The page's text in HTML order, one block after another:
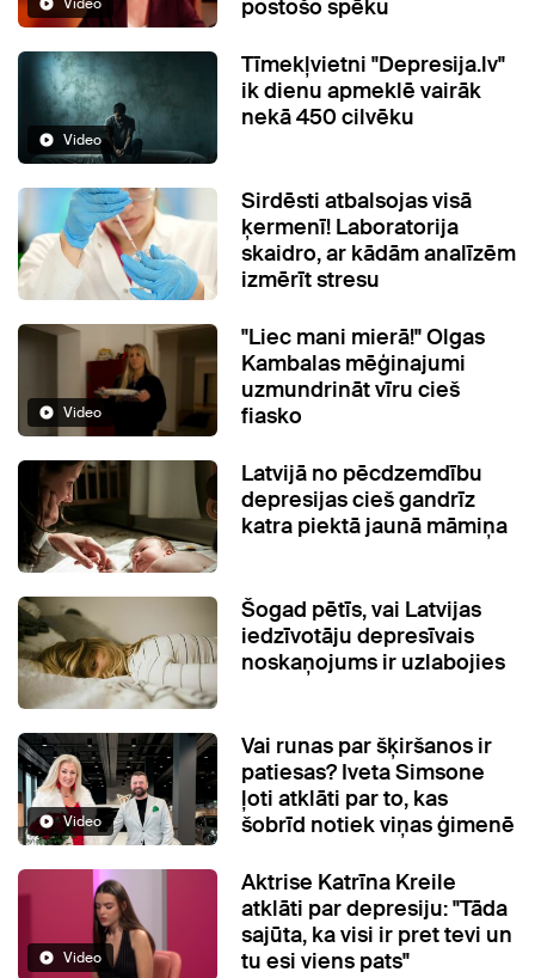
postošo spēku
Video
Tīmekļvietni "Depresija.lv"
ik dienu apmeklē vairāk
nekā 450 cilvēku
Sirdēsti atbalsojas visā
ķermenī! Laboratorija
skaidro, ar kādām analīzēm
izmērīt stresu
Video
"Liec mani mierā!" Olgas
Kambalas mēģinajumi
uzmundrināt vīru cieš
fiasko
Latvijā no pēcdzemdību
depresijas cieš gandrīz
katra piektā jaunā māmiņa
Šogad pētīs, vai Latvijas
iedzīvotāju depresīvais
noskaņojums ir uzlabojies
Video
Vai runas par šķiršanos ir
patiesas? Iveta Simsone
ļoti atklāti par to, kas
šobrīd notiek viņas ģimenē
Video
Aktrise Katrīna Kreile
atklāti par depresiju: "Tāda
sajūta, ka visi ir pret tevi un
tu esi viens pats"